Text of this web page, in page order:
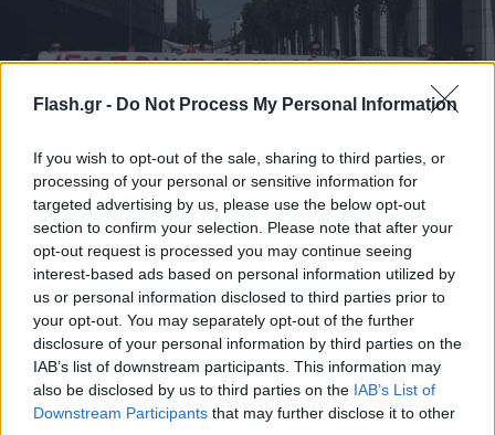
Flash.gr - Do Not Process My Personal Information
If you wish to opt-out of the sale, sharing to third parties, or
processing of your personal or sensitive information for
targeted advertising by us, please use the below opt-out
section to confirm your selection. Please note that after your
opt-out request is processed you may continue seeing
interest-based ads based on personal information utilized by
us or personal information disclosed to third parties prior to
your opt-out. You may separately opt-out of the further
disclosure of your personal information by third parties on the
IAB’s list of downstream participants. This information may
also be disclosed by us to third parties on the IAB’s List of
Downstream Participants that may further disclose it to other
Σε απεργιακό κλοιό η χώρα για το εργασιακό
νομοσχέδιο – Ολοκληρώθηκαν οι συγκεντρώσεις
αποκαταστάθηκε η κυκλοφορία [vid-pics]
21.09.2023 13:08
Έλλη